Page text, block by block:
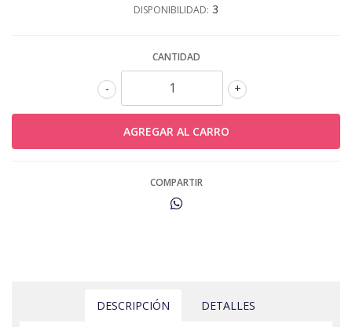
DISPONIBILIDAD: 3
CANTIDAD
+
-
COMPARTIR
DESCRIPCIÓN DETALLES